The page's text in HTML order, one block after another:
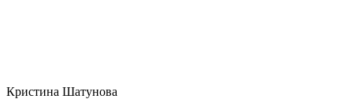
Кристина Шатунова